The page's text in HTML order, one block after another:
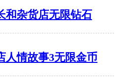
和杂货店无限钻石
人情故事3无限金币